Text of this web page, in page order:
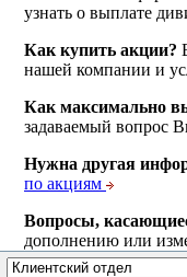
узнать о выплате
Как купить акции?
нашей компании и
Как максимально
задаваемый вопрос
Нужна другая
по акциям
Вопросы,
дополнению или